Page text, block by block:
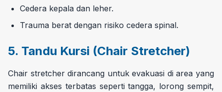
Cedera kepala dan leher.
Trauma berat dengan risiko cedera spinal.
5. Tandu Kursi (Chair Stretcher)
Chair stretcher dirancang untuk evakuasi di area yang
memiliki akses terbatas seperti tangga, lorong sempit,